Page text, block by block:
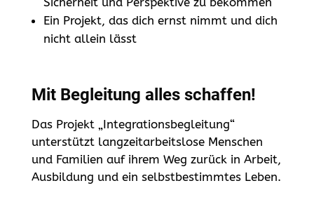
Ein Projekt, das dich ernst nimmt und dich
nicht allein lässt
Mit Begleitung alles schaffen!
Das Projekt „Integrationsbegleitung“
unterstützt langzeitarbeitslose Menschen
und Familien auf ihrem Weg zurück in Arbeit,
Ausbildung und ein selbstbestimmtes Leben.